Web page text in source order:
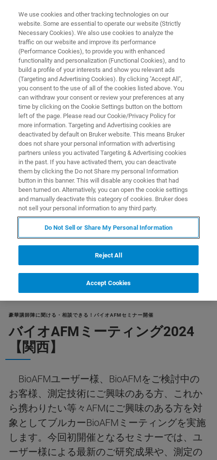
豪華講師陣に聞ける・相談できる！バイオAFMセミナー
バイオAFMミーティング 2024
【関西】
2024年11月12日（火）
アットビジネスセンターPREMIUM新大阪（正
面口駅前）911号室
講演時間 13:30～17:30
座談会『みんなで話そうバイオAFM』
16:20~17:20
豪華講師陣に聞ける・相談できる！バイオAFMセミナー開催
バイオAFMミーティング2024
【関西】
BioAFMユーザー様、BioAFMをご検討中の
お客様、測定技術にご興味のある方、これか
ら携わりたい等々AFMにご興味のある方を対
象としてブルカーBioAFMミーティングを実施
します。今回初開催となるセミナーでは、ユ
ーザー様による最新のご研究成果や、測定の
We use cookies and other tracking technologies on our
website. Some are essential to operate our website (Strictly
Necessary Cookies). We also use cookies to analyze the
traffic on our website and improve its performance
(Performance Cookies), to provide you with enhanced
functionality and personalization (Functional Cookies), and to
build a profile of your interests and show you relevant ads
(Targeting and Advertising Cookies). By clicking "Accept All",
you consent to the use of all of the cookies listed above. You
can withdraw your consent or review your preferences at any
time by clicking on the Cookie Settings button on the bottom
left of the page. Please read our Cookie/Privacy Policy for
more information. Targeting and Advertising cookies are
deactivated by default on Bruker website. This means Bruker
does not share your personal information with advertising
partners unless you activated Targeting & Advertising cookies
in the past. If you have activated them, you can deactivate
them by clicking the Do not Share my personal Information
button in this banner. This will disable any cookies that had
been turned on. Alternatively, you can open the cookie settings
and manually deactivate this category of cookies. Bruker does
not sell your personal information to any third party.
Do Not Sell or Share My Personal Information
Reject All
Accept Cookies